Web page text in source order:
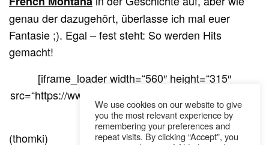
genau der dazugehört, überlasse ich mal euer
Fantasie ;). Egal – fest steht: So werden Hits
gemacht!
[iframe_loader width=“560″ height=“315″
src=“https://www.youtube.com/embed/iFT5H_i5_PQ
“ frameborder=“0″]
(thomki)
We use cookies on our website to give
you the most relevant experience by
remembering your preferences and
repeat visits. By clicking “Accept”, you